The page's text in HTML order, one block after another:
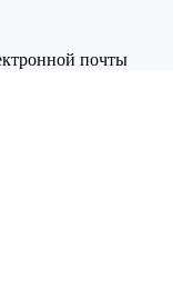
почты